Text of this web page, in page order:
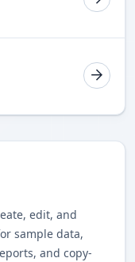
edit, and
sample data,
and copy-